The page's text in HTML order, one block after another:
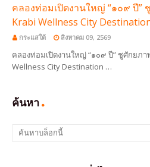
คลองท่อมเปิดงานใหญ่ “๑๐๙ ปี”
Krabi Wellness City
กระแสใต้ สิงหาคม 09, 2569
คลองท่อมเปิดงานใหญ่ “๑๐๙ ปี” ชูศักยภา
Wellness City Destination …
ค้นหา